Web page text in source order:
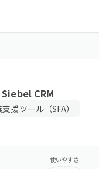
Siebel CRM
援ツール（SFA）
使いやすさ